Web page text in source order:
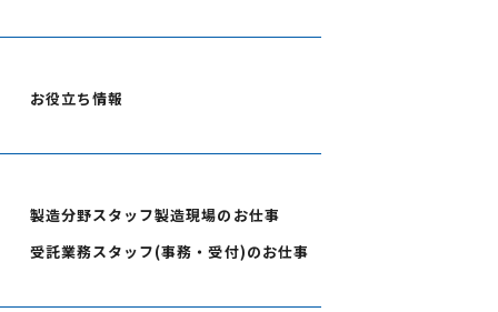
お役立ち情報
製造分野スタッフ製造現場のお仕事
受託業務スタッフ(事務・受付)のお仕事